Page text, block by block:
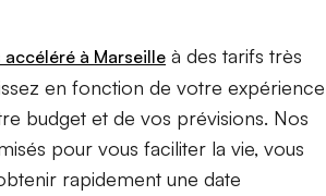
accéléré à Marseille à des tarifs très
en fonction de votre expérience
budget et de vos prévisions. Nos
pour vous faciliter la vie, vous
rapidement une date